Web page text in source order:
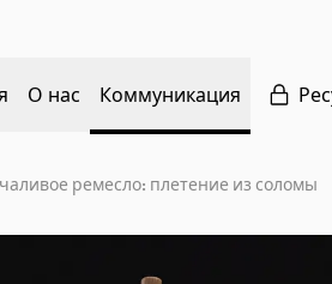
О нас Коммуникация
ремесло: плетение из соломы